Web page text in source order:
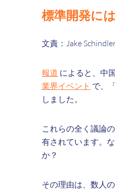
標準開発に
文責：Jake
報道 によると、中
業界イベント で、
しました。
これらの全く議論
有されています。
か？
その理由は、数人